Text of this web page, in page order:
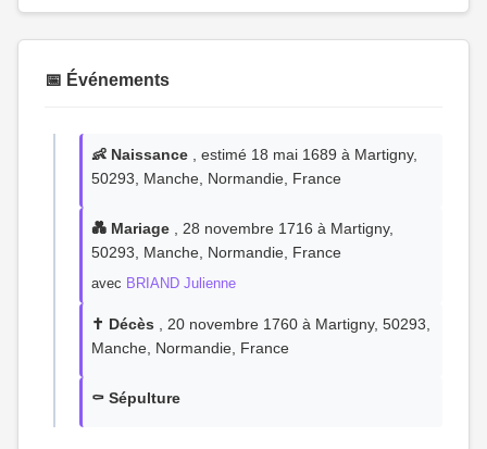
📅 Événements
👶 Naissance , estimé 18 mai 1689 à Martigny,
50293, Manche, Normandie, France
💑 Mariage , 28 novembre 1716 à Martigny,
50293, Manche, Normandie, France
avec BRIAND Julienne
✝️ Décès , 20 novembre 1760 à Martigny, 50293,
Manche, Normandie, France
⚰️ Sépulture